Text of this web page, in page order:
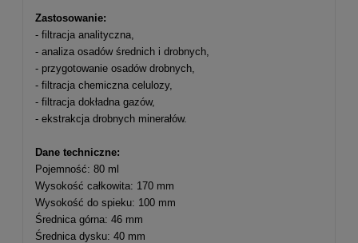
Zastosowanie:
- filtracja analityczna,
- analiza osadów średnich i drobnych,
- przygotowanie osadów drobnych,
- filtracja chemiczna celulozy,
- filtracja dokładna gazów,
- ekstrakcja drobnych minerałów.
Dane techniczne:
Pojemność: 80 ml
Wysokość całkowita: 170 mm
Wysokość do spieku: 100 mm
Średnica górna: 46 mm
Średnica dysku: 40 mm